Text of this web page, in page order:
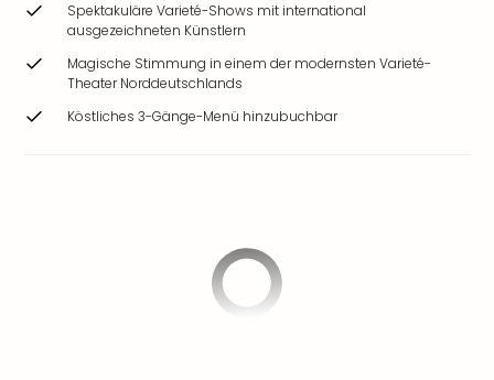
Spektakuläre Varieté-Shows mit international
ausgezeichneten Künstlern
Magische Stimmung in einem der modernsten Varieté-
Theater Norddeutschlands
Köstliches 3-Gänge-Menü hinzubuchbar